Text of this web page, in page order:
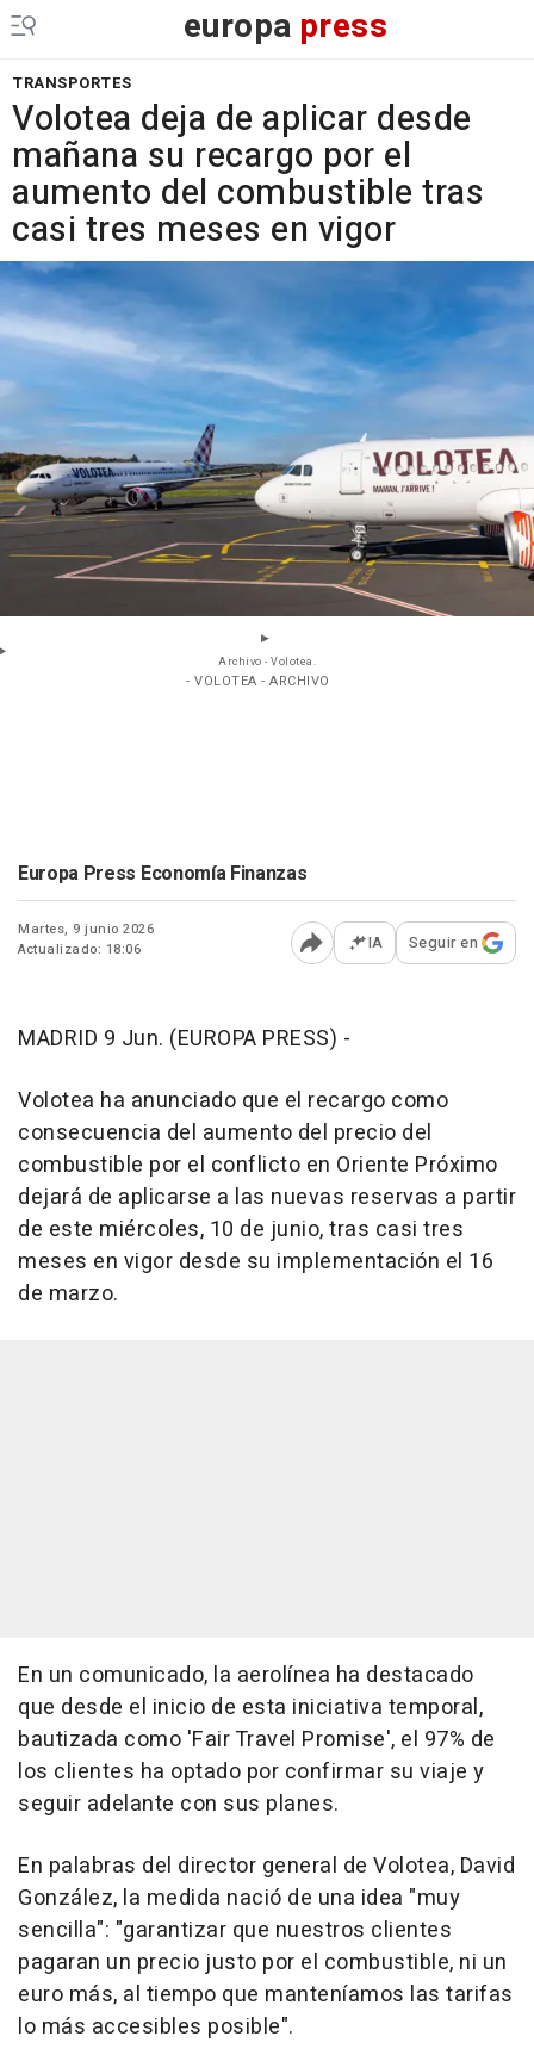
europa press
TRANSPORTES
Volotea deja de aplicar desde
mañana su recargo por el
aumento del combustible tras
casi tres meses en vigor
Archivo - Volotea.
- VOLOTEA - ARCHIVO
Europa Press Economía Finanzas
Martes, 9 junio 2026
Actualizado: 18:06
Abrir opciones para
IA Seguir en
MADRID 9 Jun. (EUROPA PRESS) -
Volotea ha anunciado que el recargo como
consecuencia del aumento del precio del
combustible por el conflicto en Oriente Próximo
dejará de aplicarse a las nuevas reservas a partir
de este miércoles, 10 de junio, tras casi tres
meses en vigor desde su implementación el 16
de marzo.
En un comunicado, la aerolínea ha destacado
que desde el inicio de esta iniciativa temporal,
bautizada como 'Fair Travel Promise', el 97% de
los clientes ha optado por confirmar su viaje y
seguir adelante con sus planes.
En palabras del director general de Volotea, David
González, la medida nació de una idea "muy
sencilla": "garantizar que nuestros clientes
pagaran un precio justo por el combustible, ni un
euro más, al tiempo que manteníamos las tarifas
lo más accesibles posible".